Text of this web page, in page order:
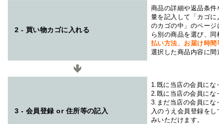
2 - 買い物カゴに入れる
商品の詳細や返品条
量を記入して「カゴ
のカゴの中」のペー
ら別の商品を選び、
払い方法、お届け時
選択した商品内容に
3 - 会員登録 or 住所等の記入
1.既に当店の会員にな
2.既に当店の会員にな
3.まだ当店の会員にな
入のうえ会員登録を
みいただけます。